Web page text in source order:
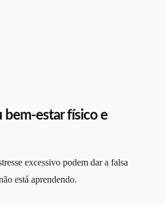
bem-estar físico e
excessivo podem dar a falsa
está aprendendo.